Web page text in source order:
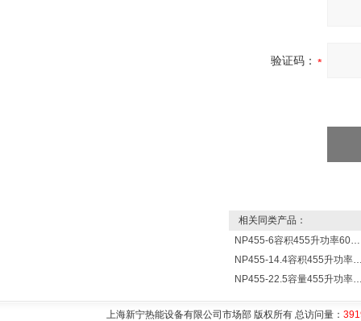
验证码：
相关同类产品：
NP455-6容积455升功率6000瓦新宁电热水器 热水锅炉
NP455-14.4容积455升功率14400瓦蓄
NP455-22.5容量455升功率22500瓦储
上海新宁热能设备有限公司市场部 版权所有 总访问量：